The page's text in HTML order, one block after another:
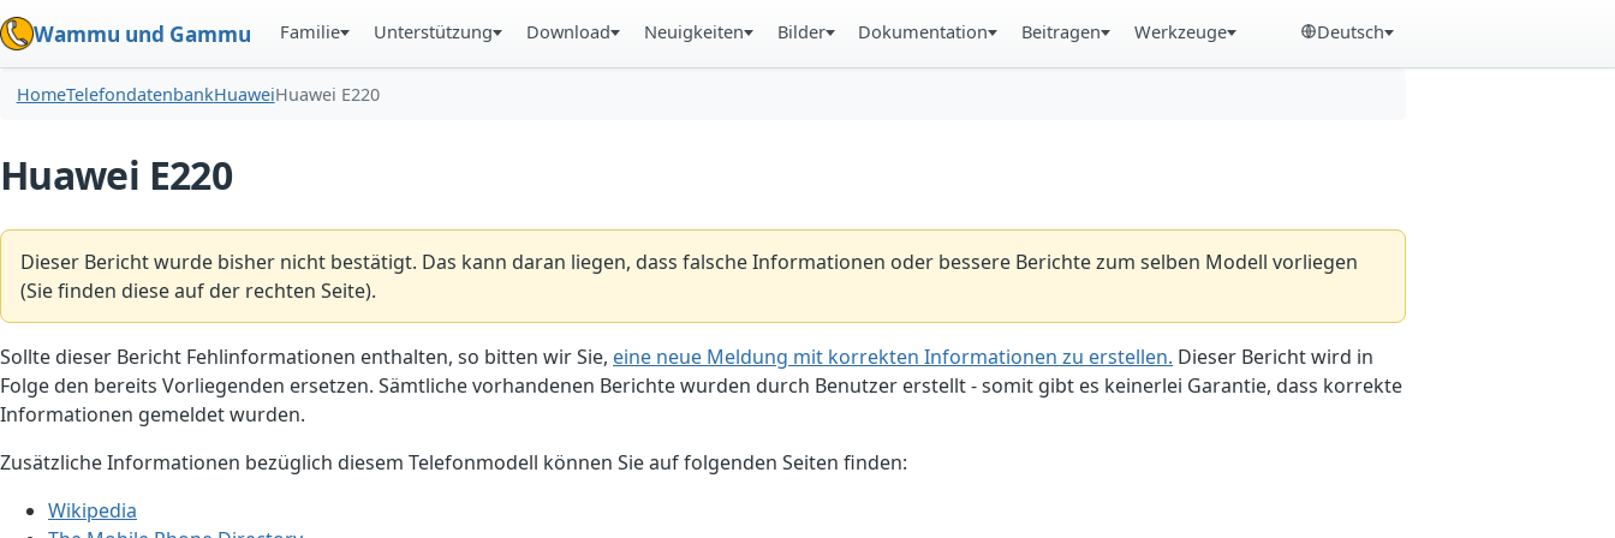
Wammu und Gammu Familie Unterstützung Download Neuigkeiten Bilder Dokumentation Beitragen Werkzeuge Deutsch
HomeTelefondatenbankHuaweiHuawei E220
Huawei E220
Dieser Bericht wurde bisher nicht bestätigt. Das kann daran liegen, dass falsche Informationen oder bessere Berichte zum selben Modell vorliegen
(Sie finden diese auf der rechten Seite).
Sollte dieser Bericht Fehlinformationen enthalten, so bitten wir Sie, eine neue Meldung mit korrekten Informationen zu erstellen. Dieser Bericht wird in
Folge den bereits Vorliegenden ersetzen. Sämtliche vorhandenen Berichte wurden durch Benutzer erstellt - somit gibt es keinerlei Garantie, dass korrekte
Informationen gemeldet wurden.
Zusätzliche Informationen bezüglich diesem Telefonmodell können Sie auf folgenden Seiten finden:
Wikipedia